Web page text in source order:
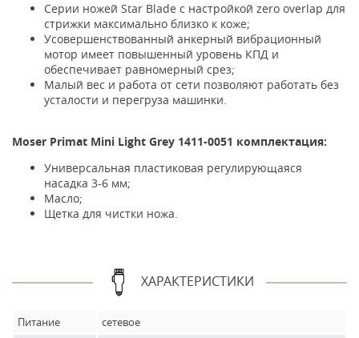
Серии ножей Star Blade с настройкой zero overlap для
стрижки максимально близко к коже;
Усовершенствованный анкерный вибрационный
мотор имеет повышенный уровень КПД и
обеспечивает равномерный срез;
Малый вес и работа от сети позволяют работать без
усталости и перегруза машинки.
Moser Primat Mini Light Grey 1411-0051 комплектация:
Универсальная пластиковая регулирующаяся
насадка 3-6 мм;
Масло;
Щетка для чистки ножа.
ХАРАКТЕРИСТИКИ
Питание
сетевое